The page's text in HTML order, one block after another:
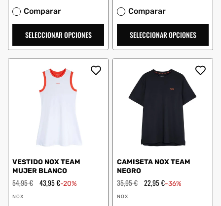
Comparar
SELECCIONAR OPCIONES
Comparar
SELECCIONAR OPCIONES
VESTIDO NOX TEAM
MUJER BLANCO
Precio
habitual
54,95 € Precio
43,95 €-20%
Proveedor:
NOX
CAMISETA NOX TEAM
NEGRO
Precio
habitual
35,95 € Precio
22,95 €-36%
Proveedor:
NOX